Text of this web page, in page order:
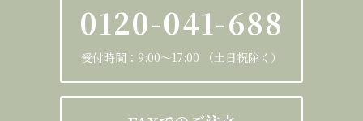
0120-041-688
受付時間：9:00～17:00 （土日祝除く）